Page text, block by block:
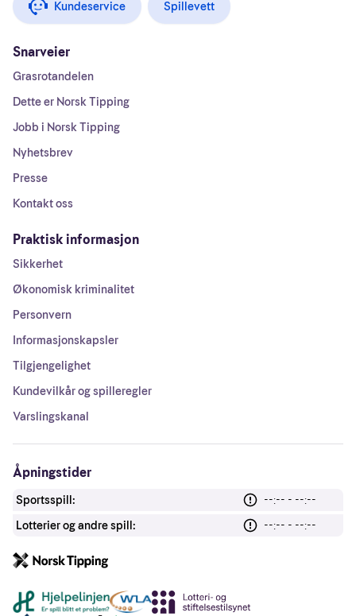
Kundeservice Spillevett
Snarveier
Grasrotandelen
Dette er Norsk Tipping
Jobb i Norsk Tipping
Nyhetsbrev
Presse
Kontakt oss
Praktisk informasjon
Sikkerhet
Økonomisk kriminalitet
Personvern
Informasjonskapsler
Tilgjengelighet
Kundevilkår og spilleregler
Varslingskanal
Åpningstider
Sportsspill:
--:-- - --:--
Lotterier og andre spill:
--:-- - --:--
Andre lenker